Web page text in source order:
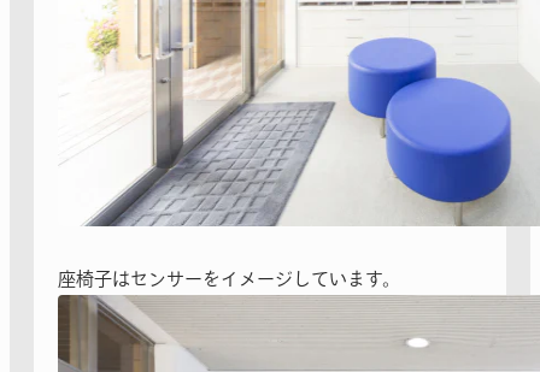
座椅子はセンサーをイメージしています。